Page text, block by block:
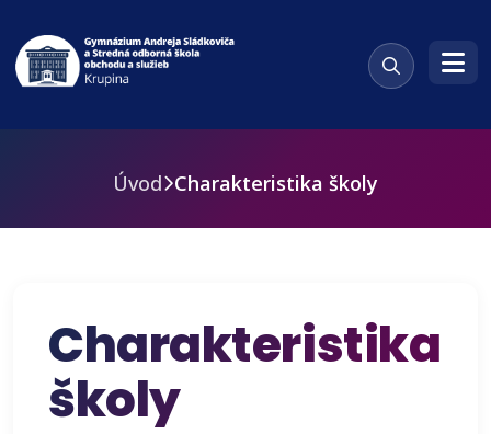
Úvod Charakteristika školy
Charakteristika
školy